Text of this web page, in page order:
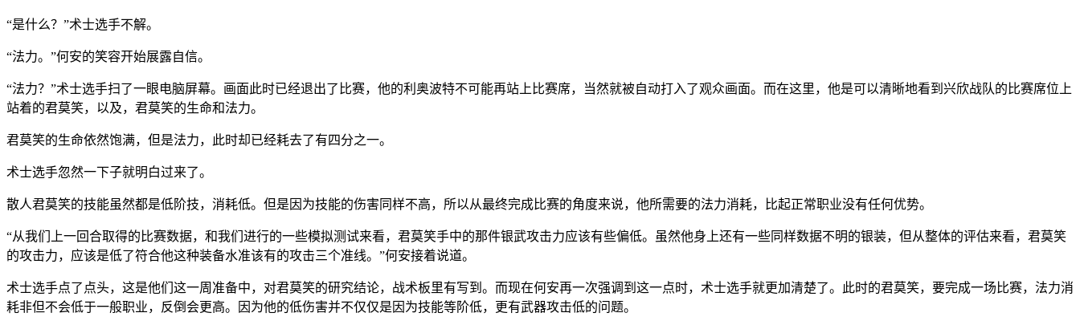
“是什么？”术士选手不解。
“法力。”何安的笑容开始展露自信。
“法力？”术士选手扫了一眼电脑屏幕。画面此时已经退出了比赛，他的利奥波特不可能再站上比赛席，当然就被自动打入了观众画面。而在这里，他是可以清晰地看到兴欣战队的比赛席位上
站着的君莫笑，以及，君莫笑的生命和法力。
君莫笑的生命依然饱满，但是法力，此时却已经耗去了有四分之一。
术士选手忽然一下子就明白过来了。
散人君莫笑的技能虽然都是低阶技，消耗低。但是因为技能的伤害同样不高，所以从最终完成比赛的角度来说，他所需要的法力消耗，比起正常职业没有任何优势。
“从我们上一回合取得的比赛数据，和我们进行的一些模拟测试来看，君莫笑手中的那件银武攻击力应该有些偏低。虽然他身上还有一些同样数据不明的银装，但从整体的评估来看，君莫笑
的攻击力，应该是低了符合他这种装备水准该有的攻击三个准线。”何安接着说道。
术士选手点了点头，这是他们这一周准备中，对君莫笑的研究结论，战术板里有写到。而现在何安再一次强调到这一点时，术士选手就更加清楚了。此时的君莫笑，要完成一场比赛，法力消
耗非但不会低于一般职业，反倒会更高。因为他的低伤害并不仅仅是因为技能等阶低，更有武器攻击低的问题。